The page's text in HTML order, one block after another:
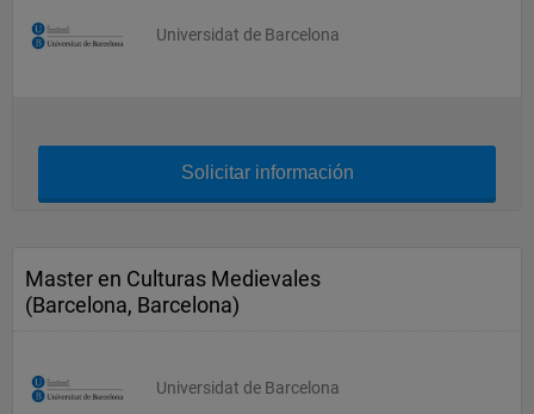
Universidat de Barcelona
Solicitar información
Master en Culturas Medievales
(Barcelona, Barcelona)
Universidat de Barcelona